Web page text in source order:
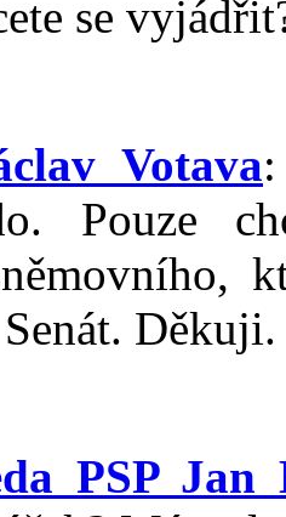
se
Votava
Pouze
Děkuji.
PSP Jan